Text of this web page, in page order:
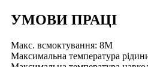
УМОВИ ПРАЦІ
Макс. всмоктування: 8M
Максимальна температура